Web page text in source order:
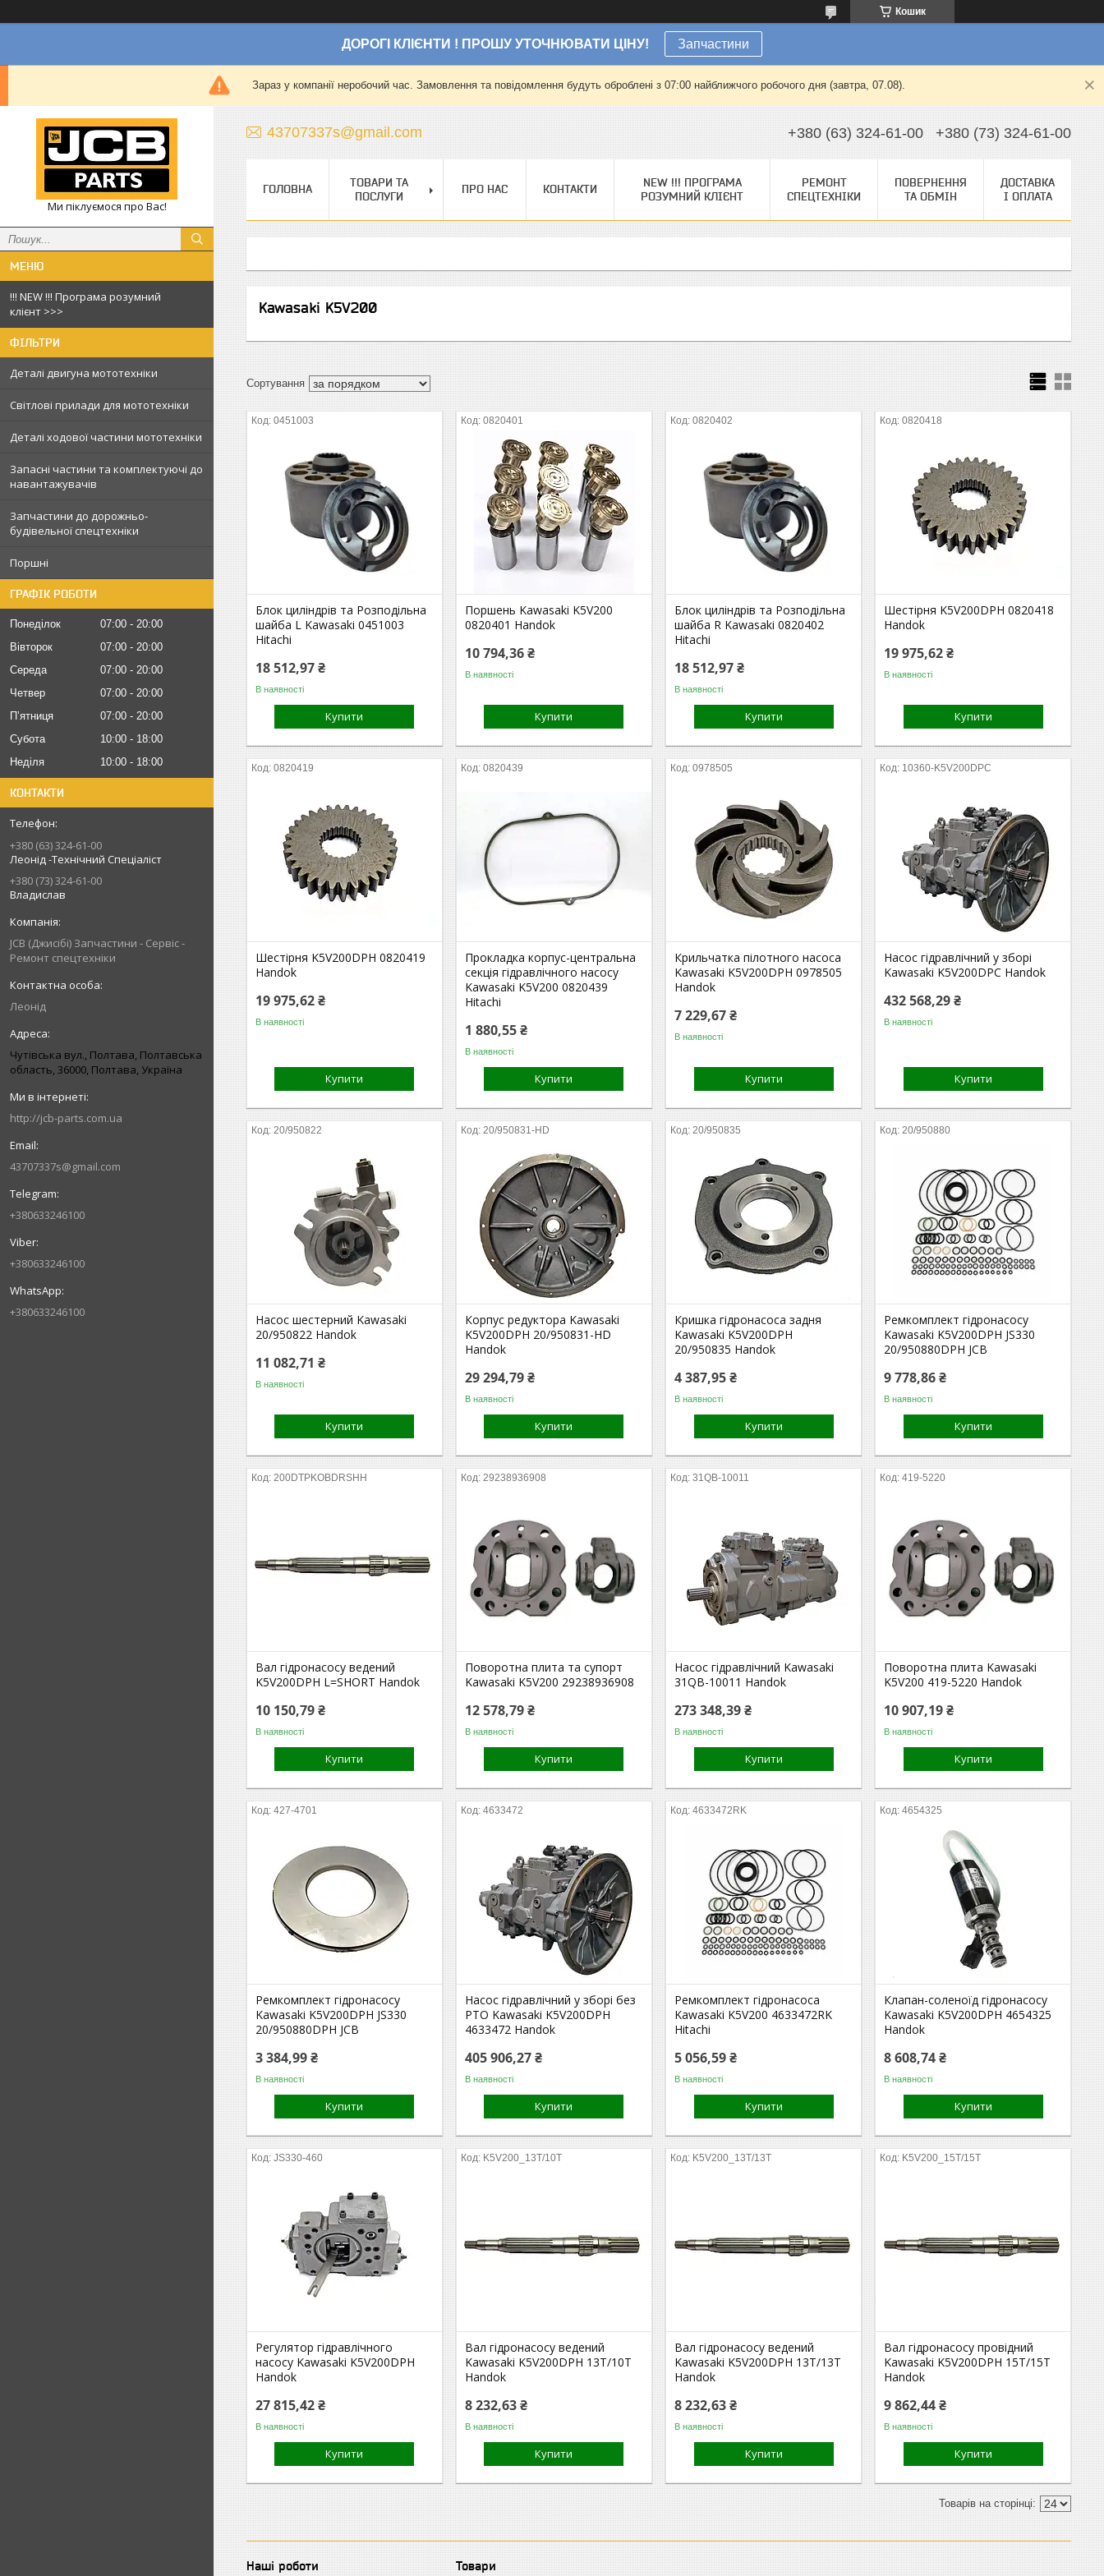
Кошик
ДОРОГІ КЛІЄНТИ ! ПРОШУ УТОЧНЮВАТИ ЦІНУ! Запчастини
Зараз у компанії неробочий час. Замовлення та повідомлення будуть оброблені з 07:00 найближчого робочого дня (завтра, 07.08).
Ми піклуємося про Вас!
!!! NEW !!! Програма розумний
клієнт >>>
ФІЛЬТРИ
Деталі двигуна мототехніки
Світлові прилади для мототехніки
Деталі ходової частини мототехніки
Запасні частини та комплектуючі до
навантажувачів
Запчастини до дорожньо-
будівельної спецтехніки
Поршні
ГРАФІК РОБОТИ
Понеділок 07:00
20:00
Вівторок
07:00
20:00
Середа
07:00
20:00
Четвер
07:00
20:00
Пʼятниця
07:00
20:00
Субота
10:00
18:00
Неділя
10:00 18:00
КОНТАКТИ
+380 (63) 324-61-00
Леонід -Технічний Спеціаліст
+380 (73) 324-61-00
Владислав
JCB (Джисібі) Запчастини - Сервіс -
Ремонт спецтехніки
Леонід
Чутівська вул., Полтава, Полтавська
область, 36000, Полтава, Україна
http://jcb-parts.com.ua
43707337s@gmail.com
+380633246100
+380633246100
+380633246100
43707337s@gmail.com +380 (63) 324-61-00 +380 (73) 324-61-00
ГОЛОВНА
ТОВАРИ ТА
ПОСЛУГИ
ПРО НАС КОНТАКТИ
NEW !!! ПРОГРАМА
РОЗУМНИЙ КЛІЄНТ
РЕМОНТ
СПЕЦТЕХНІКИ
ПОВЕРНЕННЯ
ТА ОБМІН
ДОСТАВКА
І ОПЛАТА
Kawasaki K5V200
0451003
Блок циліндрів та Розподільна
шайба L Kawasaki 0451003
Hitachi
18 512,97 ₴
В наявності
Купити
0820401
Поршень Kawasaki K5V200
0820401 Handok
10 794,36 ₴
В наявності
Купити
0820402
Блок циліндрів та Розподільна
шайба R Kawasaki 0820402
Hitachi
18 512,97 ₴
В наявності
Купити
0820418
Шестірня K5V200DPH 0820418
Handok
19 975,62 ₴
В наявності
Купити
0820419
Шестірня K5V200DPH 0820419
Handok
19 975,62 ₴
В наявності
Купити
0820439
Прокладка корпус-центральна
секція гідравлічного насосу
Kawasaki K5V200 0820439
Hitachi
1 880,55 ₴
В наявності
Купити
0978505
Крильчатка пілотного насоса
Kawasaki K5V200DPH 0978505
Handok
7 229,67 ₴
В наявності
Купити
10360-K5V200DPC
Насос гідравлічний у зборі
Kawasaki K5V200DPC Handok
432 568,29 ₴
В наявності
Купити
20/950822
Насос шестерний Kawasaki
20/950822 Handok
11 082,71 ₴
В наявності
Купити
20/950831-HD
Корпус редуктора Kawasaki
K5V200DPH 20/950831-HD
Handok
29 294,79 ₴
В наявності
Купити
20/950835
Кришка гідронасоса задня
Kawasaki K5V200DPH
20/950835 Handok
4 387,95 ₴
В наявності
Купити
20/950880
Ремкомплект гідронасосу
Kawasaki K5V200DPH JS330
20/950880DPH JCB
9 778,86 ₴
В наявності
Купити
200DTPKOBDRSHH
Вал гідронасосу ведений
K5V200DPH L=SHORT Handok
10 150,79 ₴
В наявності
Купити
29238936908
Поворотна плита та супорт
Kawasaki K5V200 29238936908
12 578,79 ₴
В наявності
Купити
31QB-10011
Насос гідравлічний Kawasaki
31QB-10011 Handok
273 348,39 ₴
В наявності
Купити
419-5220
Поворотна плита Kawasaki
K5V200 419-5220 Handok
10 907,19 ₴
В наявності
Купити
427-4701
Ремкомплект гідронасосу
Kawasaki K5V200DPH JS330
20/950880DPH JCB
3 384,99 ₴
В наявності
Купити
4633472
Насос гідравлічний у зборі без
PTO Kawasaki K5V200DPH
4633472 Handok
405 906,27 ₴
В наявності
Купити
4633472RK
Ремкомплект гідронасоса
Kawasaki K5V200 4633472RK
Hitachi
5 056,59 ₴
В наявності
Купити
4654325
Клапан-соленоїд гідронасосу
Kawasaki K5V200DPH 4654325
Handok
8 608,74 ₴
В наявності
Купити
JS330-460
Регулятор гідравлічного
насосу Kawasaki K5V200DPH
Handok
27 815,42 ₴
В наявності
Купити
K5V200_13T/10T
Вал гідронасосу ведений
Kawasaki K5V200DPH 13T/10T
Handok
8 232,63 ₴
В наявності
Купити
K5V200_13T/13T
Вал гідронасосу ведений
Kawasaki K5V200DPH 13T/13T
Handok
8 232,63 ₴
В наявності
Купити
K5V200_15T/15T
Вал гідронасосу провідний
Kawasaki K5V200DPH 15T/15T
Handok
9 862,44 ₴
В наявності
Купити
Наші роботи Товари